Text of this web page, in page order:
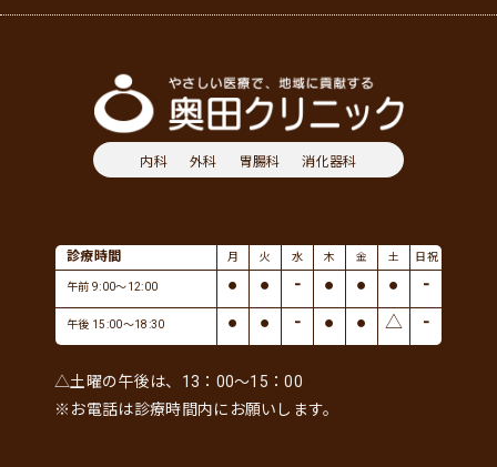
内科 外科 胃腸科 消化器科
診療時間 月 火 水 木 金 土 日祝
午前 9:00～12:00 ● ● - ● ● ● -
午後 15:00～18:30 ● ● - ● ● △ -
△土曜の午後は、13：00～15：00
※お電話は診療時間内にお願いします。